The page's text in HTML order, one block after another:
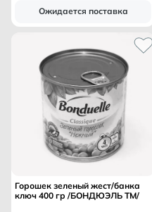
Ожидается поставка
Горошек зеленый жест/банка
ключ 400 гр /БОНДЮЭЛЬ ТМ/